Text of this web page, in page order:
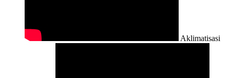
Aklimatisasi